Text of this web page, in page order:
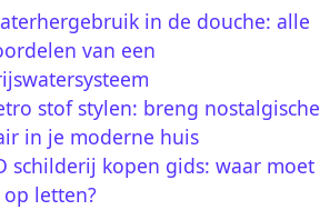
in de douche: alle
van een
stof stylen: breng nostalgische
in je moderne huis
schilderij kopen gids: waar moet
op letten?